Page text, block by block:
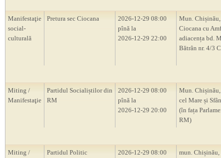
Manifestaţie
social-
culturală
Pretura sec Ciocana
2026-12-29 08:00
pînă la
2026-12-29 22:00
Mun.
Ciocana cu
adiacența bd.
Bătrân nr. 4/3
Miting /
Manifestaţie
Partidul Socialiștilor din
RM
2026-12-29 08:00
pînă la
2026-12-29 20:00
Mun.
cel Mare și
(în fața
RM)
Miting /
Partidul Politic
2026-12-29 08:00
mun. Chișinău,